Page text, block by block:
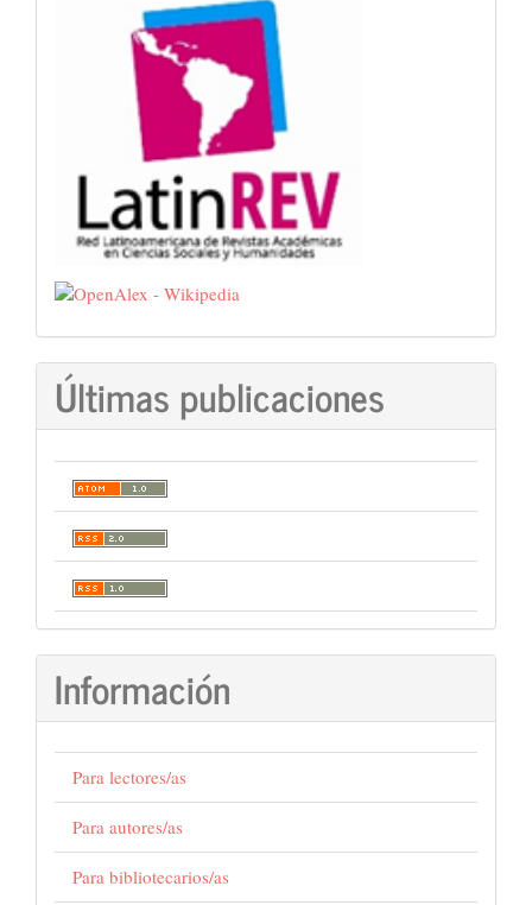
Últimas publicaciones
Información
Para lectores/as
Para autores/as
Para bibliotecarios/as